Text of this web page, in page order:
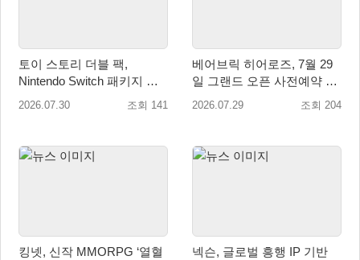
토이 스토리 더블 팩,
Nintendo Switch 패키지 예
약판매 시작
2026.07.30 조회 141
베어브릭 히어로즈, 7월 29
일 그랜드 오픈 사전예약 시
작… 8월 말 오픈 예정
2026.07.29 조회 204
킹넷, 신작 MMORPG ‘열혈
넥슨, 글로벌 흥행 IP 기반